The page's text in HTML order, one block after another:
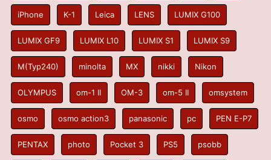
iPhone K-1 Leica LENS LUMIX G100
LUMIX GF9 LUMIX L10 LUMIX S1 LUMIX S9
M(Typ240) minolta MX nikki Nikon
OLYMPUS om-1 II OM-3 om-5 II omsystem
osmo osmo action3 panasonic pc PEN E-P7
PENTAX photo Pocket 3 PS5 psobb